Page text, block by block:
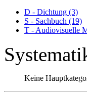
D - Dichtung (3)
S - Sachbuch (19)
T - Audiovisuelle
Keine